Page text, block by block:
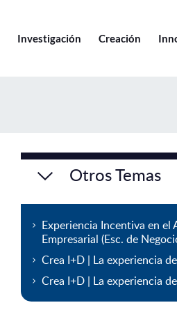
Investigación Creación
Otros Temas
Experiencia Incentiva en el
Empresarial (Esc. de
Crea I+D | La experiencia
Crea I+D | La experiencia